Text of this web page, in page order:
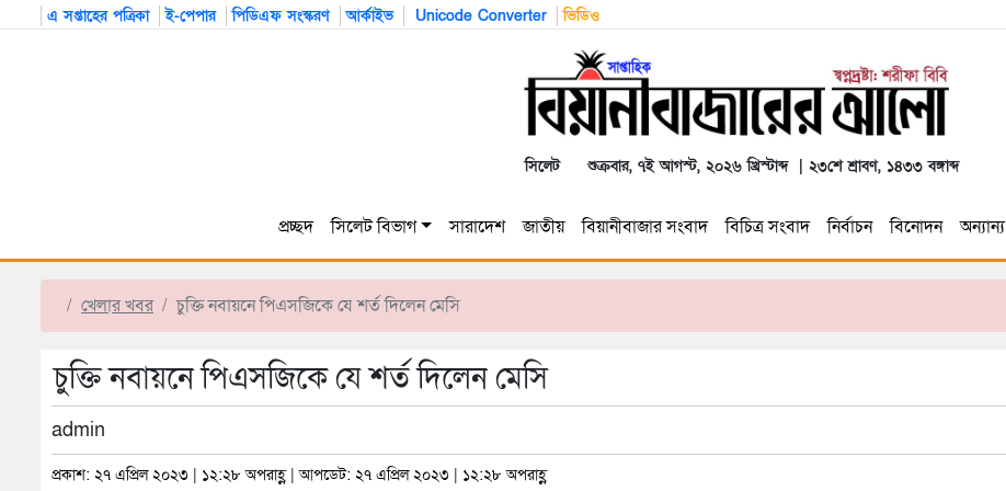
এ সপ্তাহের পত্রিকা ই-পেপার পিডিএফ সংস্করণ আর্কাইভ Unicode Converter ভিডিও
সিলেট শুক্রবার, ৭ই আগস্ট, ২০২৬ খ্রিস্টাব্দ | ২৩শে শ্রাবণ, ১৪৩৩ বঙ্গাব্দ
প্রচ্ছদ সিলেট বিভাগ সারাদেশ জাতীয় বিয়ানীবাজার সংবাদ বিচিত্র সংবাদ নির্বাচন বিনোদন অন্যান্য
খেলার খবর চুক্তি নবায়নে পিএসজিকে যে শর্ত দিলেন মেসি
চুক্তি নবায়নে পিএসজিকে যে শর্ত দিলেন মেসি
admin
প্রকাশ: ২৭ এপ্রিল ২০২৩ | ১২:২৮ অপরাহ্ণ | আপডেট: ২৭ এপ্রিল ২০২৩ | ১২:২৮ অপরাহ্ণ